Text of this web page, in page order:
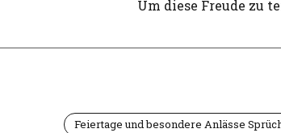
Um diese Freude zu
Feiertage und besondere Anlässe